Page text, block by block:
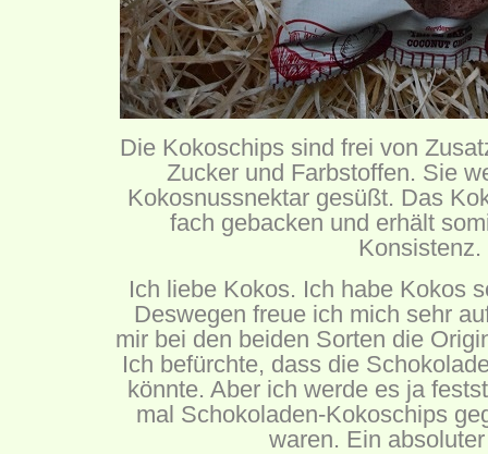
Die Kokoschips sind frei von
Zucker und Farbstoffen. Sie
Kokosnussnektar gesüßt. Das
fach gebacken und erhält
Konsistenz.
Ich liebe Kokos. Ich habe Kokos
Deswegen freue ich mich sehr
mir bei den beiden Sorten die
Ich befürchte, dass die
könnte. Aber ich werde es ja
mal Schokoladen-Kokoschips
waren. Ein